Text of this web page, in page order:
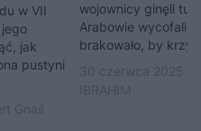
w VII
jak
pustyni
wojownicy ginęli
Arabowie wycofali
brakowało, by